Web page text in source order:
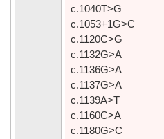
c.1040T>G
c.1053+1G>C
c.1120C>G
c.1132G>A
c.1136G>A
c.1137G>A
c.1139A>T
c.1160C>A
c.1180G>C